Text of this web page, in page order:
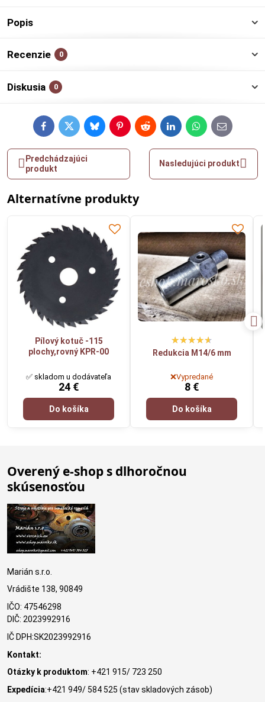
Popis
Recenzie 0
Diskusia 0
FacebookTwitterBlueskyPinterestRedditLinkedInWhatsApp
E-
mail
Predchádzajúci
produkt
Nasledujúci produkt
Alternatívne produkty
Pílový kotuč -115
plochy,rovný KPR-00
✅ skladom u dodávateľa
24 €
Do košíka
Redukcia M14/6 mm
❌Vypredané
8 €
Do košíka
Overený e-shop s dlhoročnou
skúsenosťou
Marián s.r.o.
Vrádište 138, 90849
IČO: 47546298
DIČ: 2023992916
IČ DPH:SK2023992916
Kontakt:
Otázky k produktom: +421 915/ 723 250
Expedícia:+421 949/ 584 525 (stav skladových zásob)